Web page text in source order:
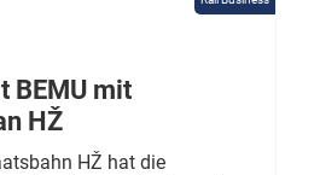
BEMU mit
HŽ
HŽ hat die